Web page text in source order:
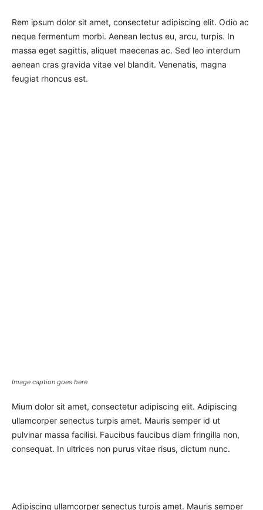
Rem ipsum dolor sit amet, consectetur adipiscing elit. Odio ac
neque fermentum morbi. Aenean lectus eu, arcu, turpis. In
massa eget sagittis, aliquet maecenas ac. Sed leo interdum
aenean cras gravida vitae vel blandit. Venenatis, magna
feugiat rhoncus est.
Image caption goes here
Mium dolor sit amet, consectetur adipiscing elit. Adipiscing
ullamcorper senectus turpis amet. Mauris semper id ut
pulvinar massa facilisi. Faucibus faucibus diam fringilla non,
consequat. In ultrices non purus vitae risus, dictum nunc.
Adipiscing ullamcorper senectus turpis amet. Mauris semper